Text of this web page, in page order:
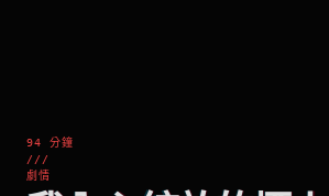
94 分鐘
///
劇情